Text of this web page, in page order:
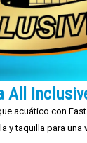
All
acuático con
y taquilla para una